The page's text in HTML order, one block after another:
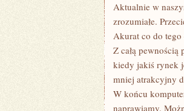
Aktualnie w
zrozumiałe.
Akurat co do
Z całą
kiedy jakiś rynek
mniej atrakcyjny
W końcu
naprawiamy.